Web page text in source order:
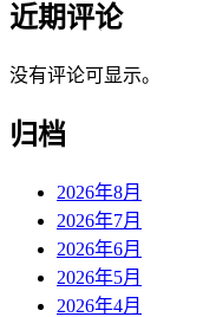
近期评论
没有评论可显示。
归档
2026年8月
2026年7月
2026年6月
2026年5月
2026年4月